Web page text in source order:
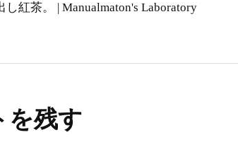
紅茶。 | Manualmaton's Laboratory
を残す